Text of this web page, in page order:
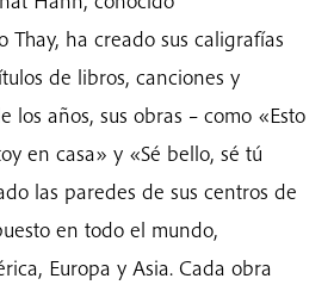
Thay, ha creado sus caligrafías
de libros, canciones y
los años, sus obras – como «Esto
en casa» y «Sé bello, sé tú
las paredes de sus centros de
en todo el mundo,
Europa y Asia. Cada obra